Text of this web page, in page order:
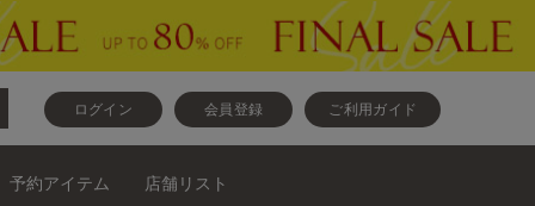
ログイン 会員登録 ご利用ガイド
予約アイテム 店舗リスト